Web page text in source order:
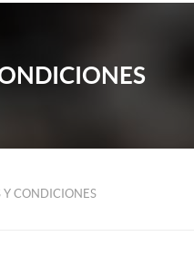
Y CONDICIONES